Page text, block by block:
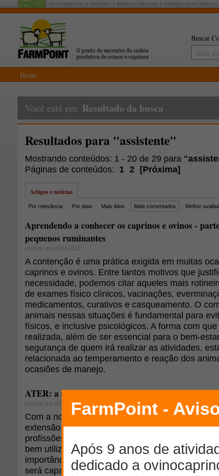
Rede AgriPoint: MilkPoint MilkPoint Mercado Inteligência de Mercado
Buscar
Home
Você está em: Resultado da busca
Resultados para "assistente"
Mostrando conteúdos: 1 - 20 de 29 para
Páginas de conteúdos: 1 2 [Próxima]
Artigos e notícias
Por relevância Por data Mais lidos Mais comentados Melhor
Aprendendo a conhecer os caprinos e ovinos -
pequenos ruminantes
postado em 23/01/2012
A contenção é uma prática exigida em muitas
caprinos e ovinos. Entre tantos motivos que
necessidade, podemos citar aqueles mais
de exames físico clínicos, vacinações,
medicamentos, curativos e casqueamento. O
animais nessas situações é fundamental para
físicos, e inclusive psicológicos. A forma com
realizada, além de ser essencial para o bem-
segurança de quem irá realizar as atividades,
relacionada ao temperamento e reação dos
ocasiões de manejo.
ATER: a sua importância para os produtores
postado em 20/10/2010
Com a nova lei de ATER, flexibilizou-se o
extensão, tendo mais profissionais para atuar,
profissões a disposição dos mais variados
bem utilizado, se encarado pelos contratadores
importância para o desenvolvimento social,
será capaz de causar profunda evolução no